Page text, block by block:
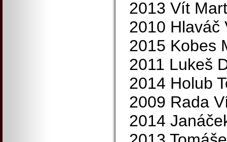
2013 Vít
2010 Hlaváč
2015 Kobes
2011 Lukeš
2014 Holub
2009 Rada
2014